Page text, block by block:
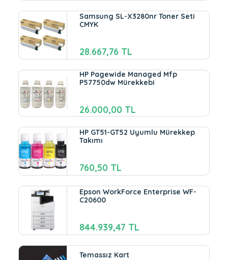
Samsung SL-X3280nr Toner Seti
CMYK
28.667,76 TL
HP Pagewide Managed Mfp
P57750dw Mürekkebi
26.000,00 TL
HP GT51-GT52 Uyumlu Mürekkep
Takımı
760,50 TL
Epson WorkForce Enterprise WF-
C20600
844.939,47 TL
Temassız Kart